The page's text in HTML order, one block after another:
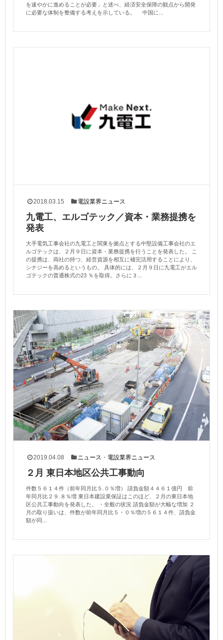
を速やかに進めることが必要」と述べ、経済安全保障の観点から開発
に必要な体制を整備する考えを示している。 中国に...
2018.03.15 電設業界ニュース
九電工、エルゴテック／資本・業務提携を
発表
大手電気工事会社の九電工と関東を拠点とする中堅設備工事会社のエ
ルゴテックは、２月９日に資本・業務提携を行うことを発表した。 こ
の提携は、両社の持つ、経営資源を相互に補完活用することにより、
シナジーを高めるというもの。 具体的には、２月９日に九電工がエル
ゴテックの普通株式の23 ％を取得。さらに３...
2019.04.08 ニュース ・ 電設業界ニュース
２月 東日本地区公共工事動向
件数５６１４件（前年同月比５.０％増） 請負金額４４６１億円 前
年同月比２９.８％増 東日本建設業保証はこのほど、２月の東日本地
区公共工事動向を発表した。 ・全般の状況 請負金額が大幅な増加 ２
月の取り扱いは、件数が前年同月比５・０％増の５６１４件、請負金
額が同...